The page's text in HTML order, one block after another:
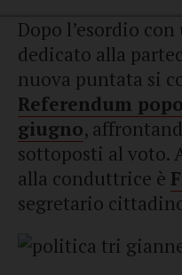
Dopo l’esordio
dedicato alla
nuova puntata si
Referendum
giugno,
sottoposti al voto.
alla conduttrice è
segretario